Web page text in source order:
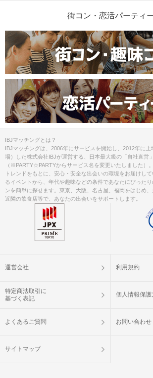
街コン・恋活パーティ
IBJマッチングとは？
IBJマッチングは、2006年にサービスを開始し、2012年に
場）した株式会社IBJが運営する、日本最大級の「自社直営
（※PARTY☆PARTYからサービス名を変更いたしました）
トレンドをもとに、安心・安全な出会いの環境をお届けし
るイベントから、年代や趣味などの条件であなたにぴった
ンを簡単に探せます。東京、大阪、名古屋、福岡をはじめ
近隣の飲食店等で、あなたの出会いをサポートします。
運営会社 利用規約
特定商法取引に
基づく表記
個人情報保護
よくあるご質問 お問い合わせ
サイトマップ